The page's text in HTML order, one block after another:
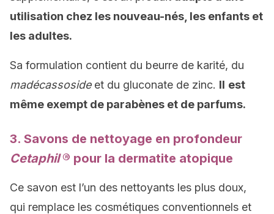
utilisation chez les nouveau-nés, les enfants et
les adultes.
Sa formulation contient du beurre de karité, du
madécassosideet du gluconate de zinc. Il est
même exempt de parabènes et de parfums.
3. Savons de nettoyage en profondeur
Cetaphil® pour la dermatite atopique
Ce savon est l’un des nettoyants les plus doux,
qui remplace les cosmétiques conventionnels et